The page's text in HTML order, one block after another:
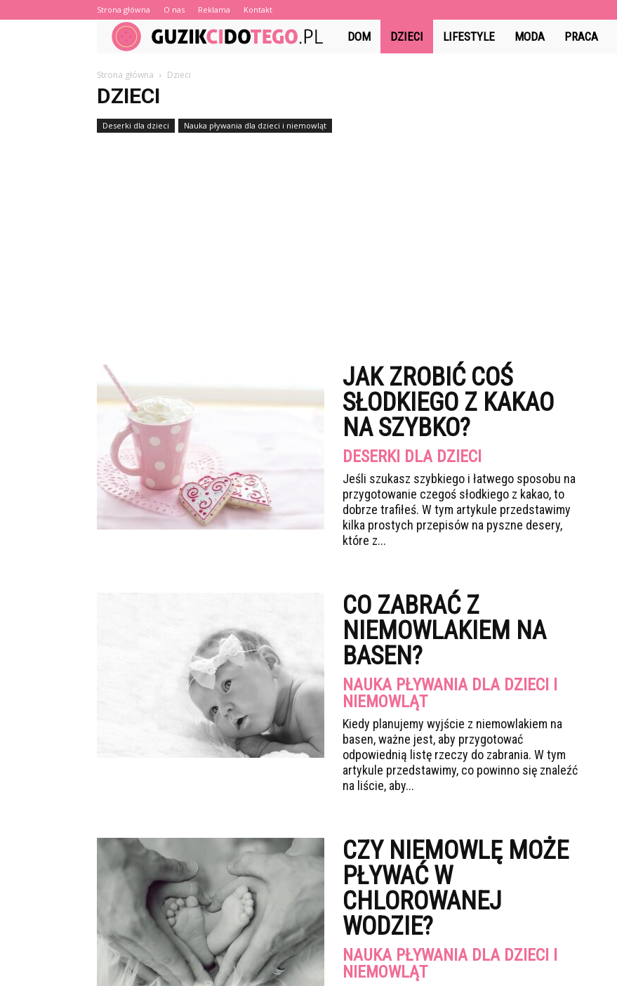
Strona główna O nas Reklama Kontakt
GuzikCiDoTego.pl
DOM DZIECI LIFESTYLE MODA PRACA
Strona główna Dzieci
DZIECI
Deserki dla dzieci Nauka pływania dla dzieci i niemowląt
JAK ZROBIĆ COŚ
SŁODKIEGO Z KAKAO
NA SZYBKO?
DESERKI DLA DZIECI
Jeśli szukasz szybkiego i łatwego sposobu na
przygotowanie czegoś słodkiego z kakao, to
dobrze trafiłeś. W tym artykule przedstawimy
kilka prostych przepisów na pyszne desery,
które z...
CO ZABRAĆ Z
NIEMOWLAKIEM NA
BASEN?
NAUKA PŁYWANIA DLA DZIECI I
NIEMOWLĄT
Kiedy planujemy wyjście z niemowlakiem na
basen, ważne jest, aby przygotować
odpowiednią listę rzeczy do zabrania. W tym
artykule przedstawimy, co powinno się znaleźć
na liście, aby...
CZY NIEMOWLĘ MOŻE
PŁYWAĆ W
CHLOROWANEJ
WODZIE?
NAUKA PŁYWANIA DLA DZIECI I
NIEMOWLĄT